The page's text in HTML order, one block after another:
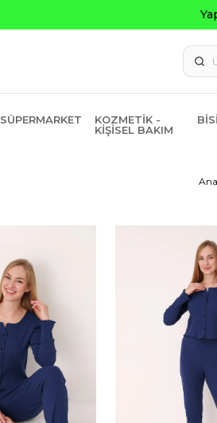
Yapı Kredi ve Garanti
SÜPERMARKET
KOZMETIK -
KIŞISEL BAKIM